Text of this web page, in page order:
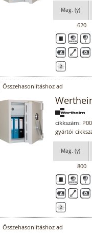
Mag. (y)
620
Összehasonlításhoz ad
cikkszám:
gyártói
Mag. (y)
800
Összehasonlításhoz ad